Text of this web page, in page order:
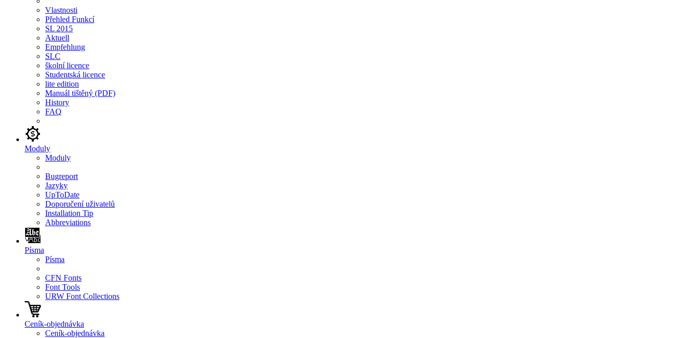
Vlastnosti
Přehled Funkcí
SL 2015
Aktuell
Empfehlung
SLC
školní licence
Studentská licence
lite edition
Manuál tištěný (PDF)
History
FAQ
Moduly
Moduly
Bugreport
Jazyky
UpToDate
Doporučení uživatelů
Installation Tip
Abbreviations
Písma
Písma
CFN Fonts
Font Tools
URW Font Collections
Ceník-objednávka
Ceník-objednávka